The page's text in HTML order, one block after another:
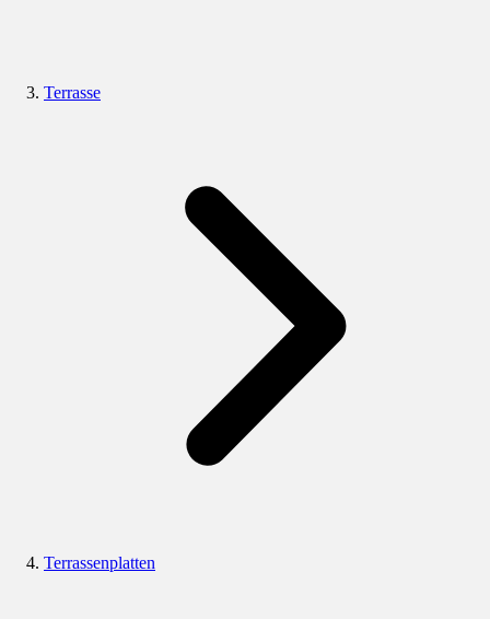
Terrasse
Terrassenplatten